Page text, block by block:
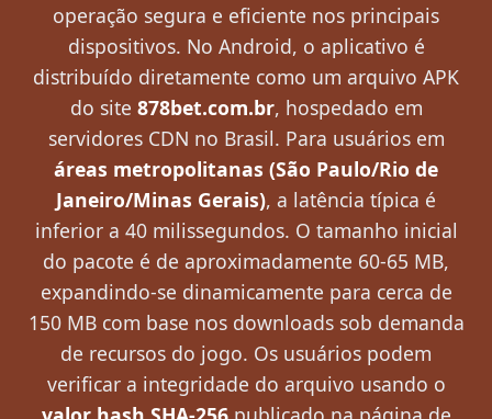
operação segura e eficiente nos principais
dispositivos. No Android, o aplicativo é
distribuído diretamente como um arquivo APK
do site 878bet.com.br, hospedado em
servidores CDN no Brasil. Para usuários em
áreas metropolitanas (São Paulo/Rio de
Janeiro/Minas Gerais), a latência típica é
inferior a 40 milissegundos. O tamanho inicial
do pacote é de aproximadamente 60-65 MB,
expandindo-se dinamicamente para cerca de
150 MB com base nos downloads sob demanda
de recursos do jogo. Os usuários podem
verificar a integridade do arquivo usando o